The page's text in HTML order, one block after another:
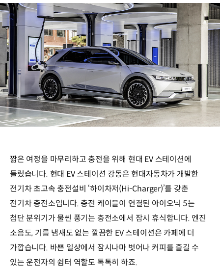
짧은 여정을 마무리하고 충전을 위해 현대 EV 스테이션에
들렀습니다. 현대 EV 스테이션 강동은 현대자동차가 개발한
전기차 초고속 충전설비 ‘하이차저(Hi-Charger)’를 갖춘
전기차 충전소입니다. 충전 케이블이 연결된 아이오닉 5는
첨단 분위기가 물씬 풍기는 충전소에서 잠시 휴식합니다. 엔진
소음도, 기름 냄새도 없는 깔끔한 EV 스테이션은 카페에 더
가깝습니다. 바쁜 일상에서 잠시나마 벗어나 커피를 즐길 수
있는 운전자의 쉼터 역할도 톡톡히 하죠.